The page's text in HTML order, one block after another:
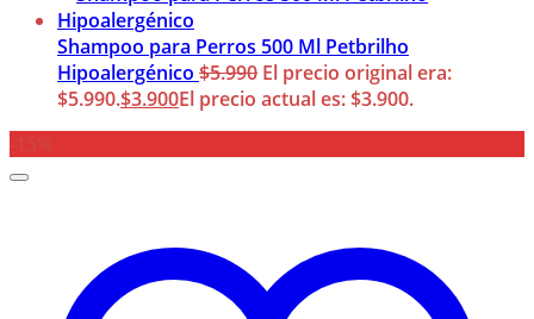
Shampoo para Perros 500 Ml Petbrilho
Hipoalergénico $5.990 El precio original era:
$5.990.$3.900El precio actual es: $3.900.